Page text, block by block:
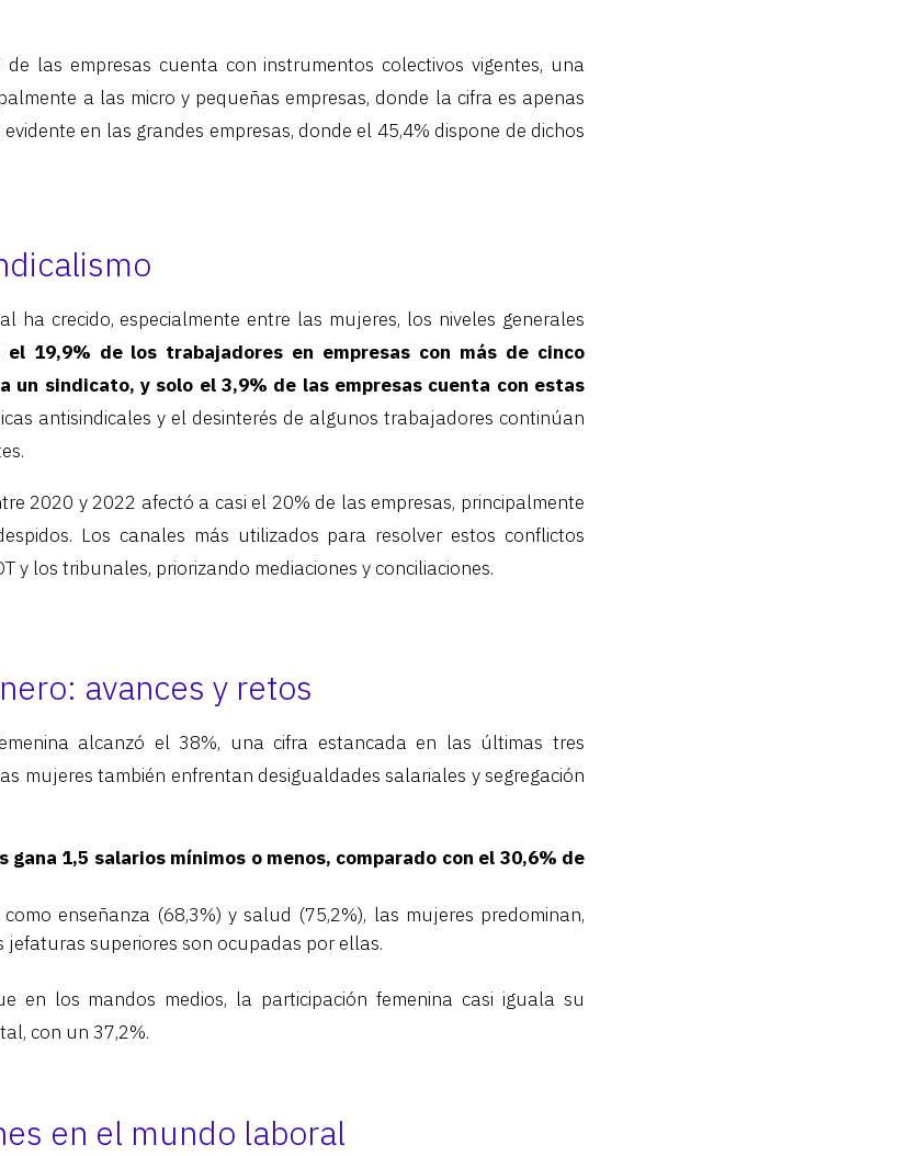
las empresas cuenta con instrumentos colectivos vigentes, una
a las micro y pequeñas empresas, donde la cifra es apenas
en las grandes empresas, donde el 45,4% dispone de dichos
ha crecido, especialmente entre las mujeres, los niveles generales
el 19,9% de los trabajadores en empresas con más de cinco
un sindicato, y solo el 3,9% de las empresas cuenta con estas
antisindicales y el desinterés de algunos trabajadores continúan
2020 y 2022 afectó a casi el 20% de las empresas, principalmente
Los canales más utilizados para resolver estos conflictos
y los tribunales, priorizando mediaciones y conciliaciones.
avances y retos
alcanzó el 38%, una cifra estancada en las últimas tres
mujeres también enfrentan desigualdades salariales y segregación
gana 1,5 salarios mínimos o menos, comparado con el 30,6% de
enseñanza (68,3%) y salud (75,2%), las mujeres predominan,
jefaturas superiores son ocupadas por ellas.
en los mandos medios, la participación femenina casi iguala su
con un 37,2%.
en el mundo laboral